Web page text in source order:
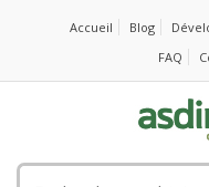
Accueil Blog
FAQ